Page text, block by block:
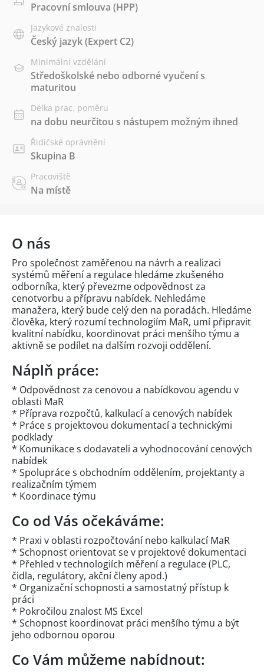
Pracovní smlouva (HPP)
Jazykové znalosti
Český jazyk(Expert C2)
Minimální vzdělání
Středoškolské nebo odborné vyučení s
maturitou
Délka prac. poměru
na dobu neurčitou s nástupem možným ihned
Řidičské oprávnění
Skupina B
Pracoviště
Na místě
O nás
Pro společnost zaměřenou na návrh a realizaci
systémů měření a regulace hledáme zkušeného
odborníka, který převezme odpovědnost za
cenotvorbu a přípravu nabídek. Nehledáme
manažera, který bude celý den na poradách. Hledáme
člověka, který rozumí technologiím MaR, umí připravit
kvalitní nabídku, koordinovat práci menšího týmu a
aktivně se podílet na dalším rozvoji oddělení.
Náplň práce:
* Odpovědnost za cenovou a nabídkovou agendu v
oblasti MaR
* Příprava rozpočtů, kalkulací a cenových nabídek
* Práce s projektovou dokumentací a technickými
podklady
* Komunikace s dodavateli a vyhodnocování cenových
nabídek
* Spolupráce s obchodním oddělením, projektanty a
realizačním týmem
* Koordinace týmu
Co od Vás očekáváme:
* Praxi v oblasti rozpočtování nebo kalkulací MaR
* Schopnost orientovat se v projektové dokumentaci
* Přehled v technologiích měření a regulace (PLC,
čidla, regulátory, akční členy apod.)
* Organizační schopnosti a samostatný přístup k
práci
* Pokročilou znalost MS Excel
* Schopnost koordinovat práci menšího týmu a být
jeho odbornou oporou
Co Vám můžeme nabídnout: